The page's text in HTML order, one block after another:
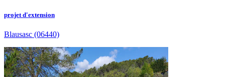
projet d'extension
Blausasc (06440)